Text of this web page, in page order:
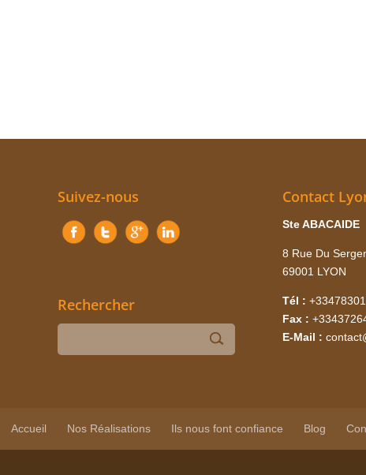
Suivez-nous
Rechercher
Contact
Ste ABACAIDE
8 Rue Du
69001 LYON
Tél :
Fax :
E-Mail :
Accueil Nos Réalisations Ils nous font confiance Blog